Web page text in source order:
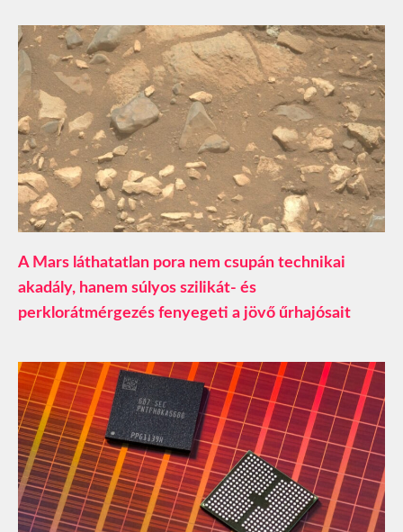
A Mars láthatatlan pora nem csupán technikai
akadály, hanem súlyos szilikát- és
perklorátmérgezés fenyegeti a jövő űrhajósait